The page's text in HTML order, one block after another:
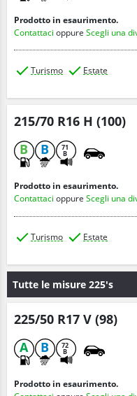
Prodotto in esaurimento.
Contattaci oppure Scegli una
Turismo Estate
215/70 R16 H (100)
B
B 71
B
Prodotto in esaurimento.
Contattaci oppure Scegli una
Turismo Estate
Tutte le misure 225's
225/50 R17 V (98)
A
B 72
B
Prodotto in esaurimento.